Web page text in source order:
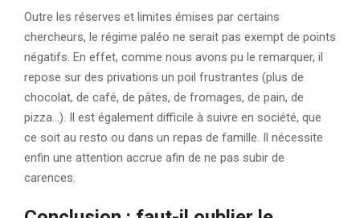
Outre les réserves et limites émises par certains
chercheurs, le régime paléo ne serait pas exempt de points
négatifs. En effet, comme nous avons pu le remarquer, il
repose sur des privations un poil frustrantes (plus de
chocolat, de café, de pâtes, de fromages, de pain, de
pizza…). Il est également difficile à suivre en société, que
ce soit au resto ou dans un repas de famille. Il nécessite
enfin une attention accrue afin de ne pas subir de
carences.